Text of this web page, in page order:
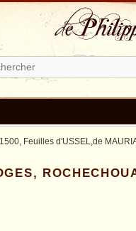
Feuilles d'USSEL,de